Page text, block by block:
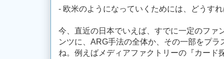
- 欧米のようになっていくためには、どうす
今、直近の日本でいえば、すでに一定のファ
ンツに、ARG手法の全体か、その一部をプラ
ね。例えばメディアファクトリーの『カード